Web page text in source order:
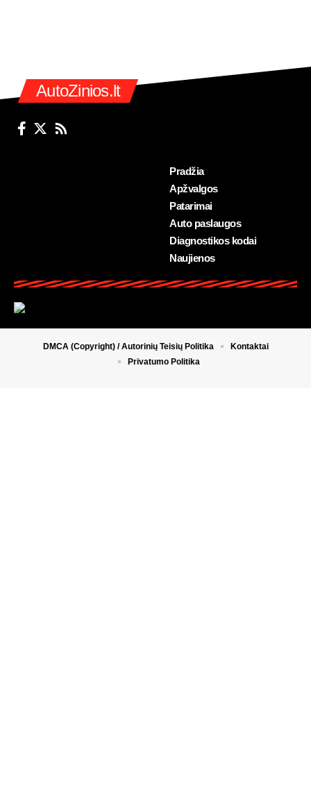
AutoZinios.lt
Pradžia
Apžvalgos
Patarimai
Auto paslaugos
Diagnostikos kodai
Naujienos
DMCA (Copyright) / Autorinių Teisių Politika
Kontaktai
Privatumo Politika